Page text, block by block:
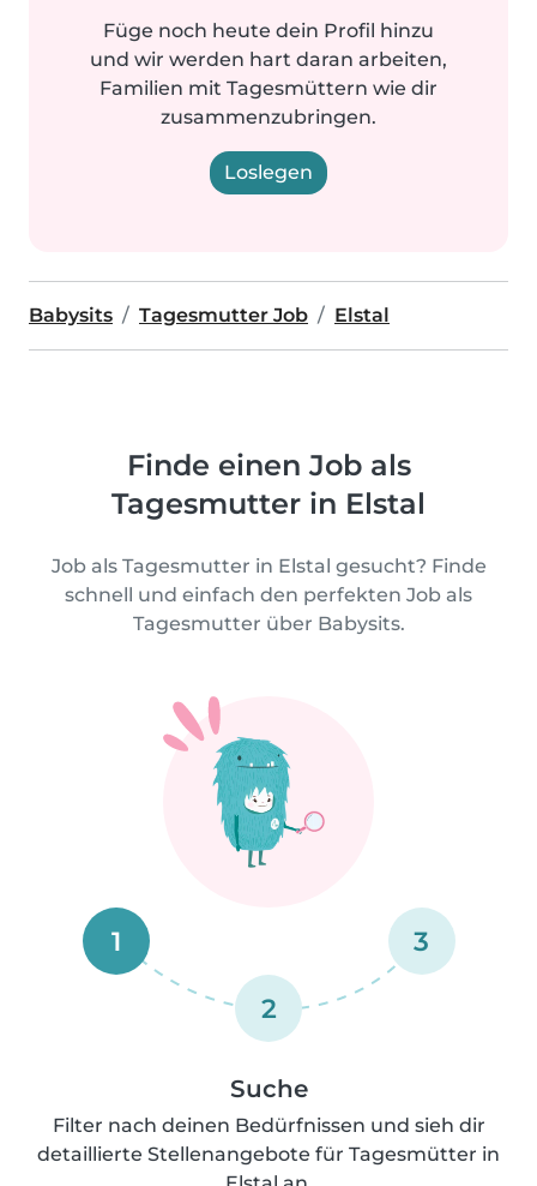
Füge noch heute dein Profil hinzu
und wir werden hart daran arbeiten,
Familien mit Tagesmüttern wie dir
zusammenzubringen.
Loslegen
Babysits Tagesmutter Job Elstal
Finde einen Job als
Tagesmutter in Elstal
Job als Tagesmutter in Elstal gesucht? Finde
schnell und einfach den perfekten Job als
Tagesmutter über Babysits.
1
2
3
Suche
Filter nach deinen Bedürfnissen und sieh dir
detaillierte Stellenangebote für Tagesmütter in